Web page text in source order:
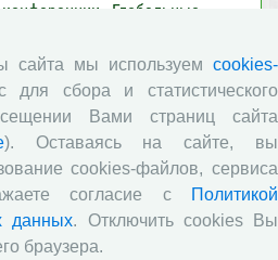
«Глобальные
информационно-
«Эффективность
в оценках населения»,
социологического опроса
в июне 2026 года
науки в регионе: круглый
Санкт‑Петербурга и
сайта мы используем cookies-
сбора и статистического
Вами страниц сайта
). Оставаясь на сайте, вы
cookies-файлов, сервиса
согласие с
Политикой
данных. Отключить cookies Вы
браузера.